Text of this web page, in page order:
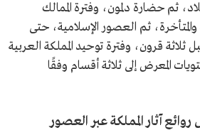
ثم حضارة دلمون، وفترة الممالك
والمتأخرة، ثم العصور الإسلامية، حتى
قرون، وفترة توحيد المملكة العربية
المعرض إلى ثلاثة أقسام وفقًا
آثار المملكة عبر العصور